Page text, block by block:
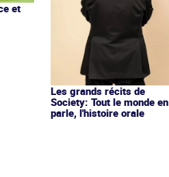
et
Les grands récits de
Society: Tout le monde en
parle, l'histoire orale